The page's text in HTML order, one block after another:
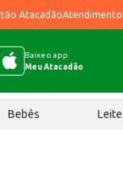
AtacadãoAtendimento
Baixe o app
Meu Atacadão
Bebês